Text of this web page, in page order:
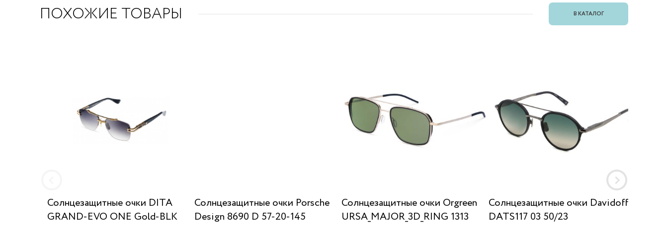
ПОХОЖИЕ ТОВАРЫ В КАТАЛОГ
Солнцезащитные очки DITA
GRAND-EVO ONE Gold-BLK
Солнцезащитные очки Porsche
Design 8690 D 57-20-145
Солнцезащитные очки Orgreen
URSA_MAJOR_3D_RING 1313
Солнцезащитные очки Davidoff
DATS117 03 50/23